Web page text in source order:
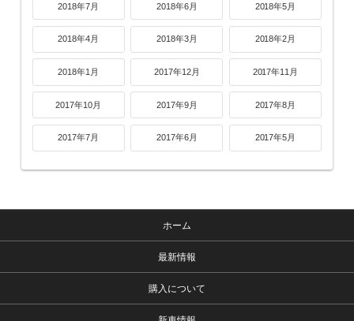
2018年7月 2018年6月 2018年5月
2018年4月 2018年3月 2018年2月
2018年1月 2017年12月 2017年11月
2017年10月 2017年9月 2017年8月
2017年7月 2017年6月 2017年5月
ホーム
最新情報
購入について